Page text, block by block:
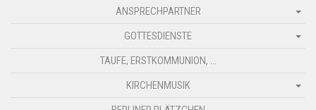
ANSPRECHPARTNER
GOTTESDIENSTE
TAUFE, ERSTKOMMUNION, …
KIRCHENMUSIK